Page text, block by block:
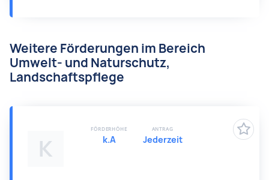
Weitere Förderungen im Bereich
Umwelt- und Naturschutz,
Landschaftspflege
K
FÖRDERHÖHE
k.A
ANTRAG
Jederzeit